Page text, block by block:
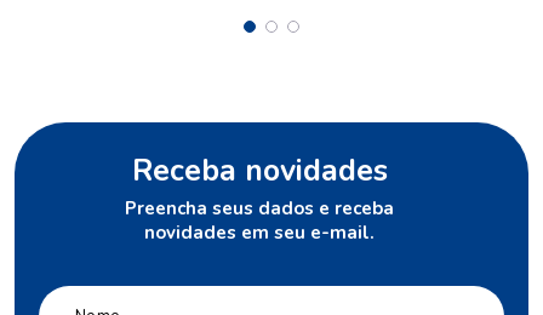
Receba novidades
Preencha seus dados e receba
novidades em seu e-mail.